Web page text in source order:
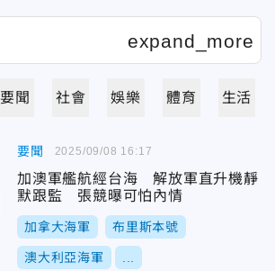
要聞 社會 娛樂 體育 生活
要聞
加澳軍艦航經台海 解放軍直升機靜
默跟監 張競曝可怕內情
加拿大海軍 布里斯本號
澳大利亞海軍
2025/09/08 16:17